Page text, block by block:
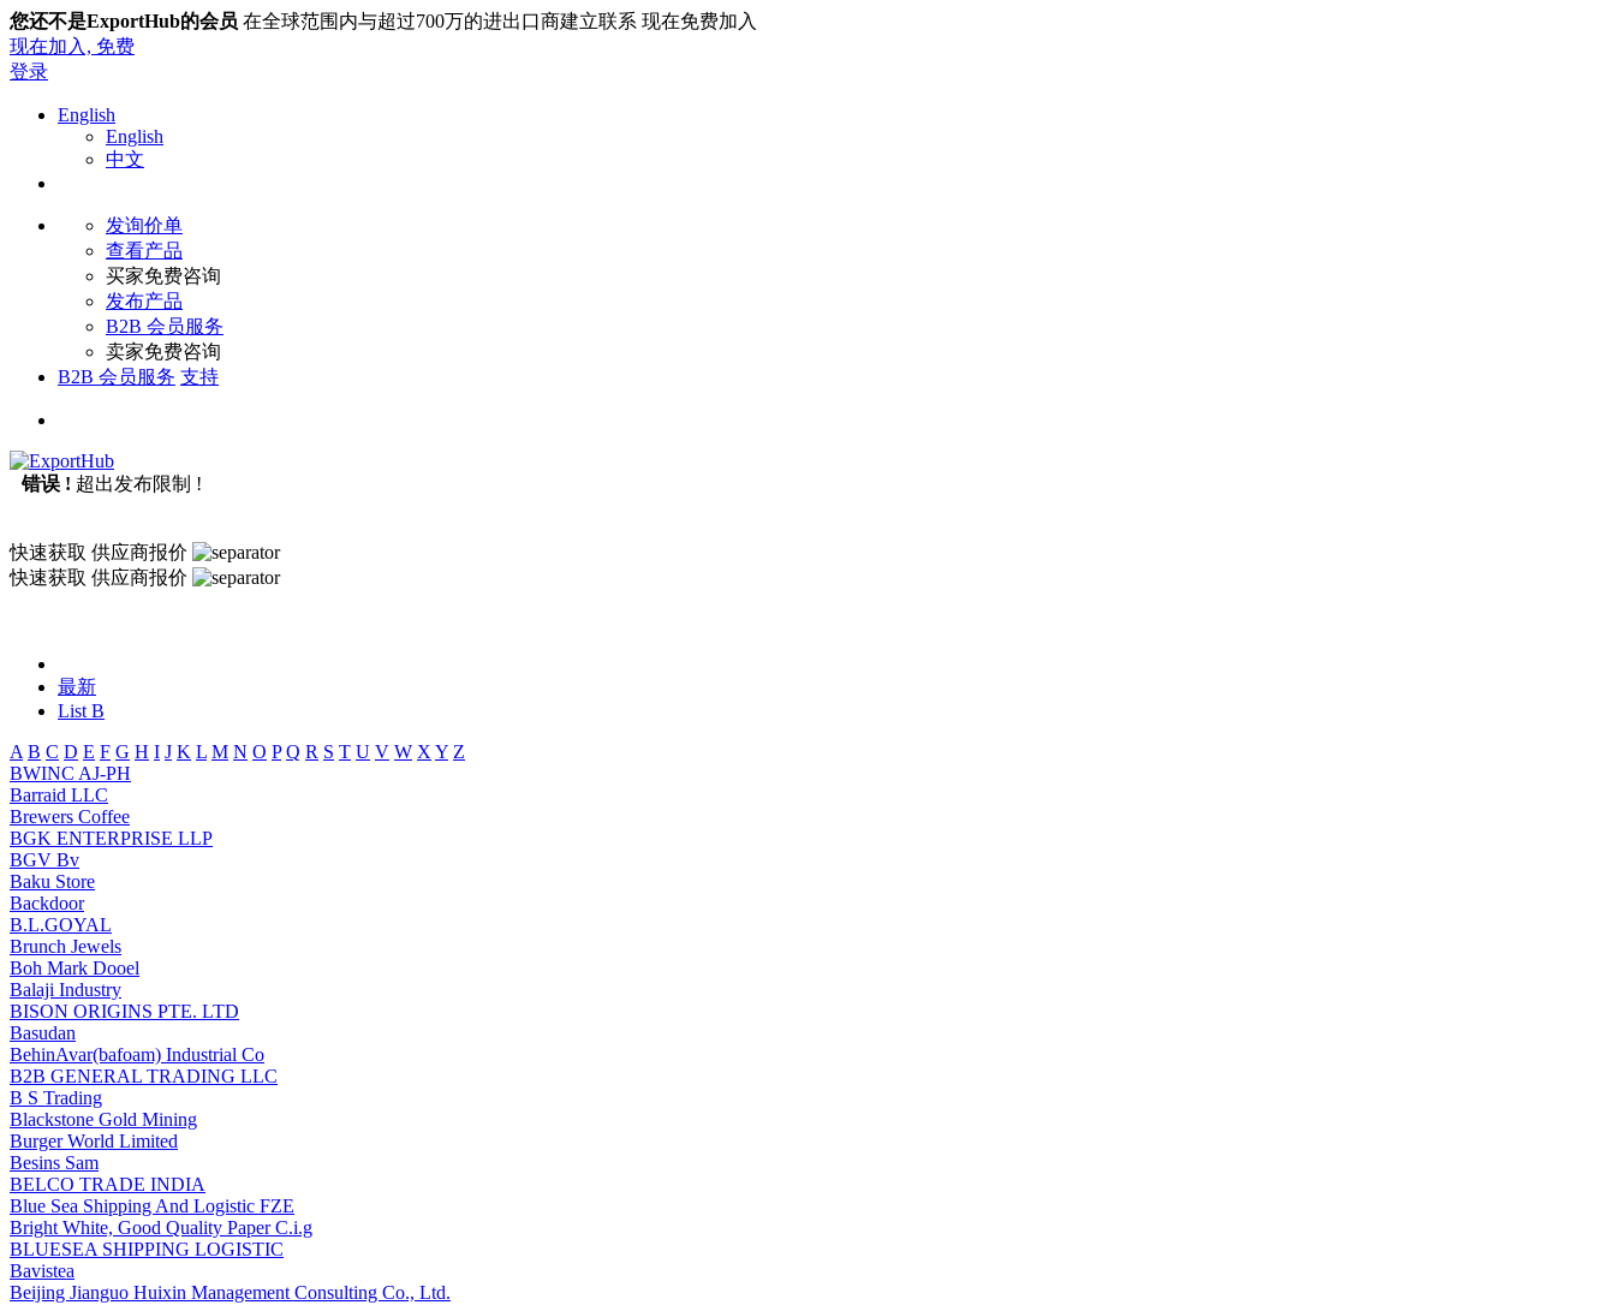
您还不是ExportHub的会员 在全球范围内与超过700万的进出口商建立联系 现在免费加入
现在加入, 免费
登录
English
English
中文
发询价单
查看产品
买家免费咨询
发布产品
B2B 会员服务
卖家免费咨询
B2B 会员服务 支持
错误 ! 超出发布限制 !
快速获取 供应商报价
快速获取 供应商报价
最新
List B
A B C D E F G H I J K L M N O P Q R S T U V W X Y Z
BWINC AJ-PH
Barraid LLC
Brewers Coffee
BGK ENTERPRISE LLP
BGV Bv
Baku Store
Backdoor
B.L.GOYAL
Brunch Jewels
Boh Mark Dooel
Balaji Industry
BISON ORIGINS PTE. LTD
Basudan
BehinAvar(bafoam) Industrial Co
B2B GENERAL TRADING LLC
B S Trading
Blackstone Gold Mining
Burger World Limited
Besins Sam
BELCO TRADE INDIA
Blue Sea Shipping And Logistic FZE
Bright White, Good Quality Paper C.i.g
BLUESEA SHIPPING LOGISTIC
Bavistea
Beijing Jianguo Huixin Management Consulting Co., Ltd.